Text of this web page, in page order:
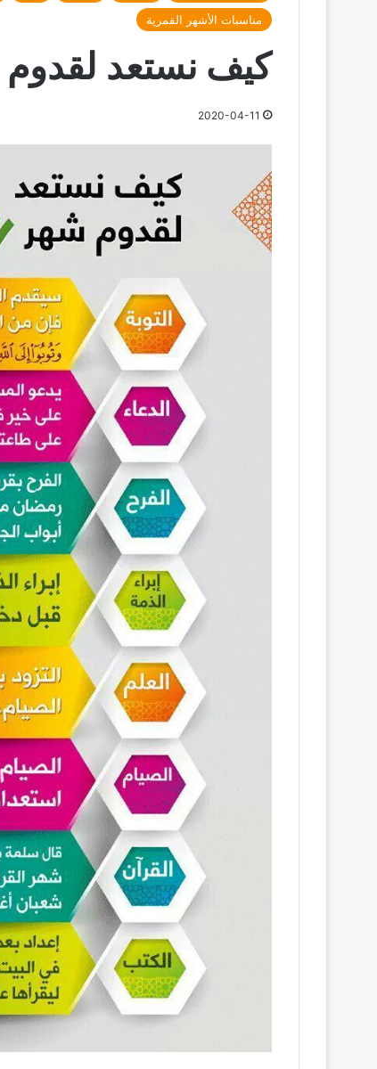
مناسبات الأشهر القمرية
كيف نستعد
2020-04-11